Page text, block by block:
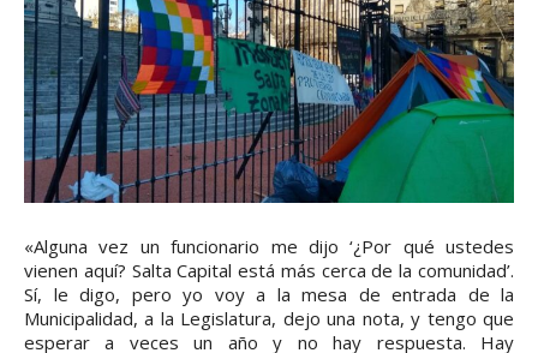
«Alguna vez un funcionario me dijo ‘¿Por qué ustedes
vienen aquí? Salta Capital está más cerca de la comunidad’.
Sí, le digo, pero yo voy a la mesa de entrada de la
Municipalidad, a la Legislatura, dejo una nota, y tengo que
esperar a veces un año y no hay respuesta. Hay